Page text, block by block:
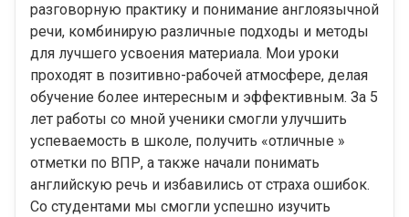
разговорную практику и понимание англоязычной
речи, комбинирую различные подходы и методы
для лучшего усвоения материала. Мои уроки
проходят в позитивно-рабочей атмосфере, делая
обучение более интересным и эффективным. За 5
лет работы со мной ученики смогли улучшить
успеваемость в школе, получить «отличные »
отметки по ВПР, а также начали понимать
английскую речь и избавились от страха ошибок.
Со студентами мы смогли успешно изучить